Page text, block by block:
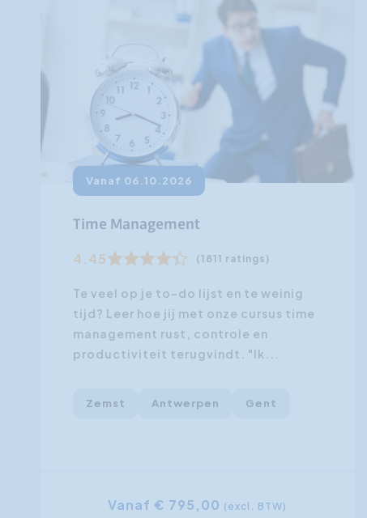
Vanaf 06.10.2026
Time Management
4.45 (1811 ratings)
Te veel op je to-do lijst en te weinig
tijd? Leer hoe jij met onze cursus time
management rust, controle en
productiviteit terugvindt. "Ik...
Zemst Antwerpen Gent
Vanaf € 795,00 (excl. BTW)